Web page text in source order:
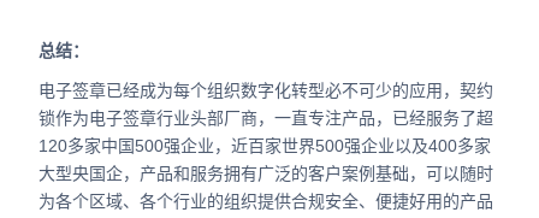
总结：
电子签章已经成为每个组织数字化转型必不可少的应用，契约
锁作为电子签章行业头部厂商，一直专注产品，已经服务了超
120多家中国500强企业，近百家世界500强企业以及400多家
大型央国企，产品和服务拥有广泛的客户案例基础，可以随时
为各个区域、各个行业的组织提供合规安全、便捷好用的产品